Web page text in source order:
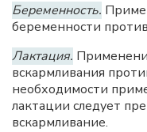
Беременность.
беременности
Лактация.
вскармливания
необходимости
лактации следует
вскармливание.